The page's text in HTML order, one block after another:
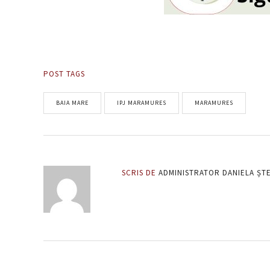
POST TAGS
BAIA MARE IPJ MARAMURES MARAMURES
SCRIS DE ADMINISTRATOR DANIELA